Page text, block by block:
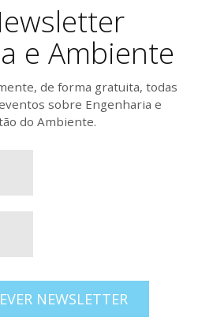
e Ambiente
de forma gratuita, todas
sobre Engenharia e
do Ambiente.
NEWSLETTER